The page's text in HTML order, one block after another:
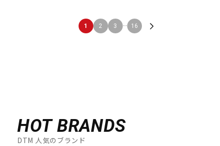
1 2 3 ... 16
HOT BRANDS
DTM 人気のブランド